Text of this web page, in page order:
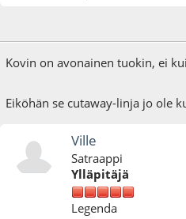
Kovin on avonainen tuokin, ei
Eiköhän se cutaway-linja jo ole
Ville
Satraappi
Ylläpitäjä
Legenda